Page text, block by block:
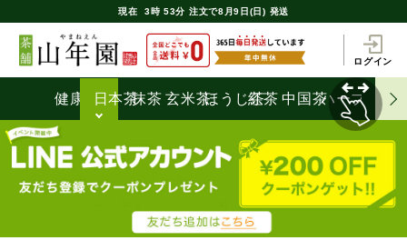
現在 3時 53分 注文で8月9日(日) 発送
ログイン
健康茶日本茶抹茶 玄米茶ほうじ茶
紅茶 中国茶ハーブティ